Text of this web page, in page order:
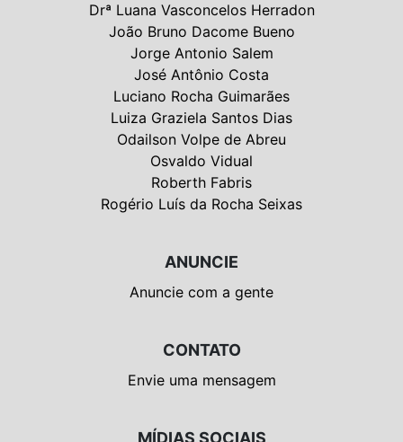
Drª Luana Vasconcelos Herradon
João Bruno Dacome Bueno
Jorge Antonio Salem
José Antônio Costa
Luciano Rocha Guimarães
Luiza Graziela Santos Dias
Odailson Volpe de Abreu
Osvaldo Vidual
Roberth Fabris
Rogério Luís da Rocha Seixas
ANUNCIE
Anuncie com a gente
CONTATO
Envie uma mensagem
MÍDIAS SOCIAIS